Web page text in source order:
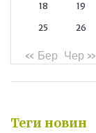
18 19
25 26
« Бер Чер »
Теги новин